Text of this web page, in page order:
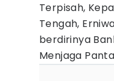
Terpisah,
Tengah,
berdirinya
Menjaga